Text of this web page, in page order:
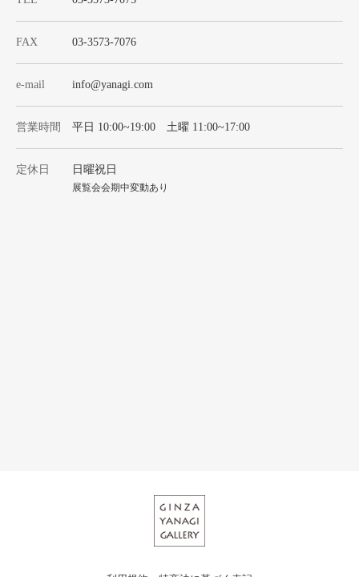
FAX 03-3573-7076
e-mail info@yanagi.com
営業時間 平日 10:00~19:00 土曜 11:00~17:00
定休日 日曜祝日
展覧会会期中変動あり